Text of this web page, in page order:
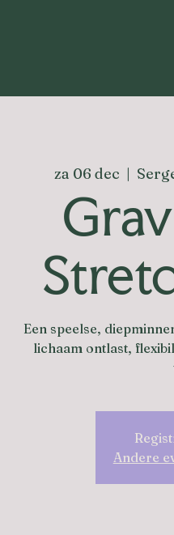
za 06 dec
  |
Een speelse,
lichaam ontlast,
Andere